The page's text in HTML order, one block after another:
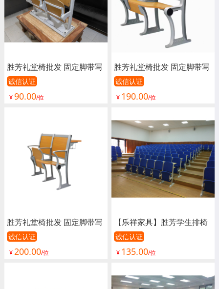
胜芳礼堂椅批发 固定脚带写
字板 礼堂椅 剧院椅 影院椅
阶梯椅 铝合金脚多媒体报告
排椅 联排椅 嘉琪家具
诚信认证
¥ 90.00/位
胜芳礼堂椅批发 固定脚带写
字板 礼堂椅 剧院椅 影院椅
阶梯椅 铝合金脚多媒体报告
室排椅 阶梯教室桌椅 学生
排椅 联排椅 嘉琪家具
诚信认证
¥ 190.00/位
胜芳礼堂椅批发 固定脚带写
字板 礼堂椅 剧院椅 影院椅
阶梯椅 铝合金脚多媒体报告
诚信认证
¥ 200.00/位
【乐祥家具】胜芳学生排椅
批发 礼堂椅 阶梯教室排椅
联排课桌椅 学生排椅 看台
椅子 影院椅
诚信认证
¥ 135.00/位